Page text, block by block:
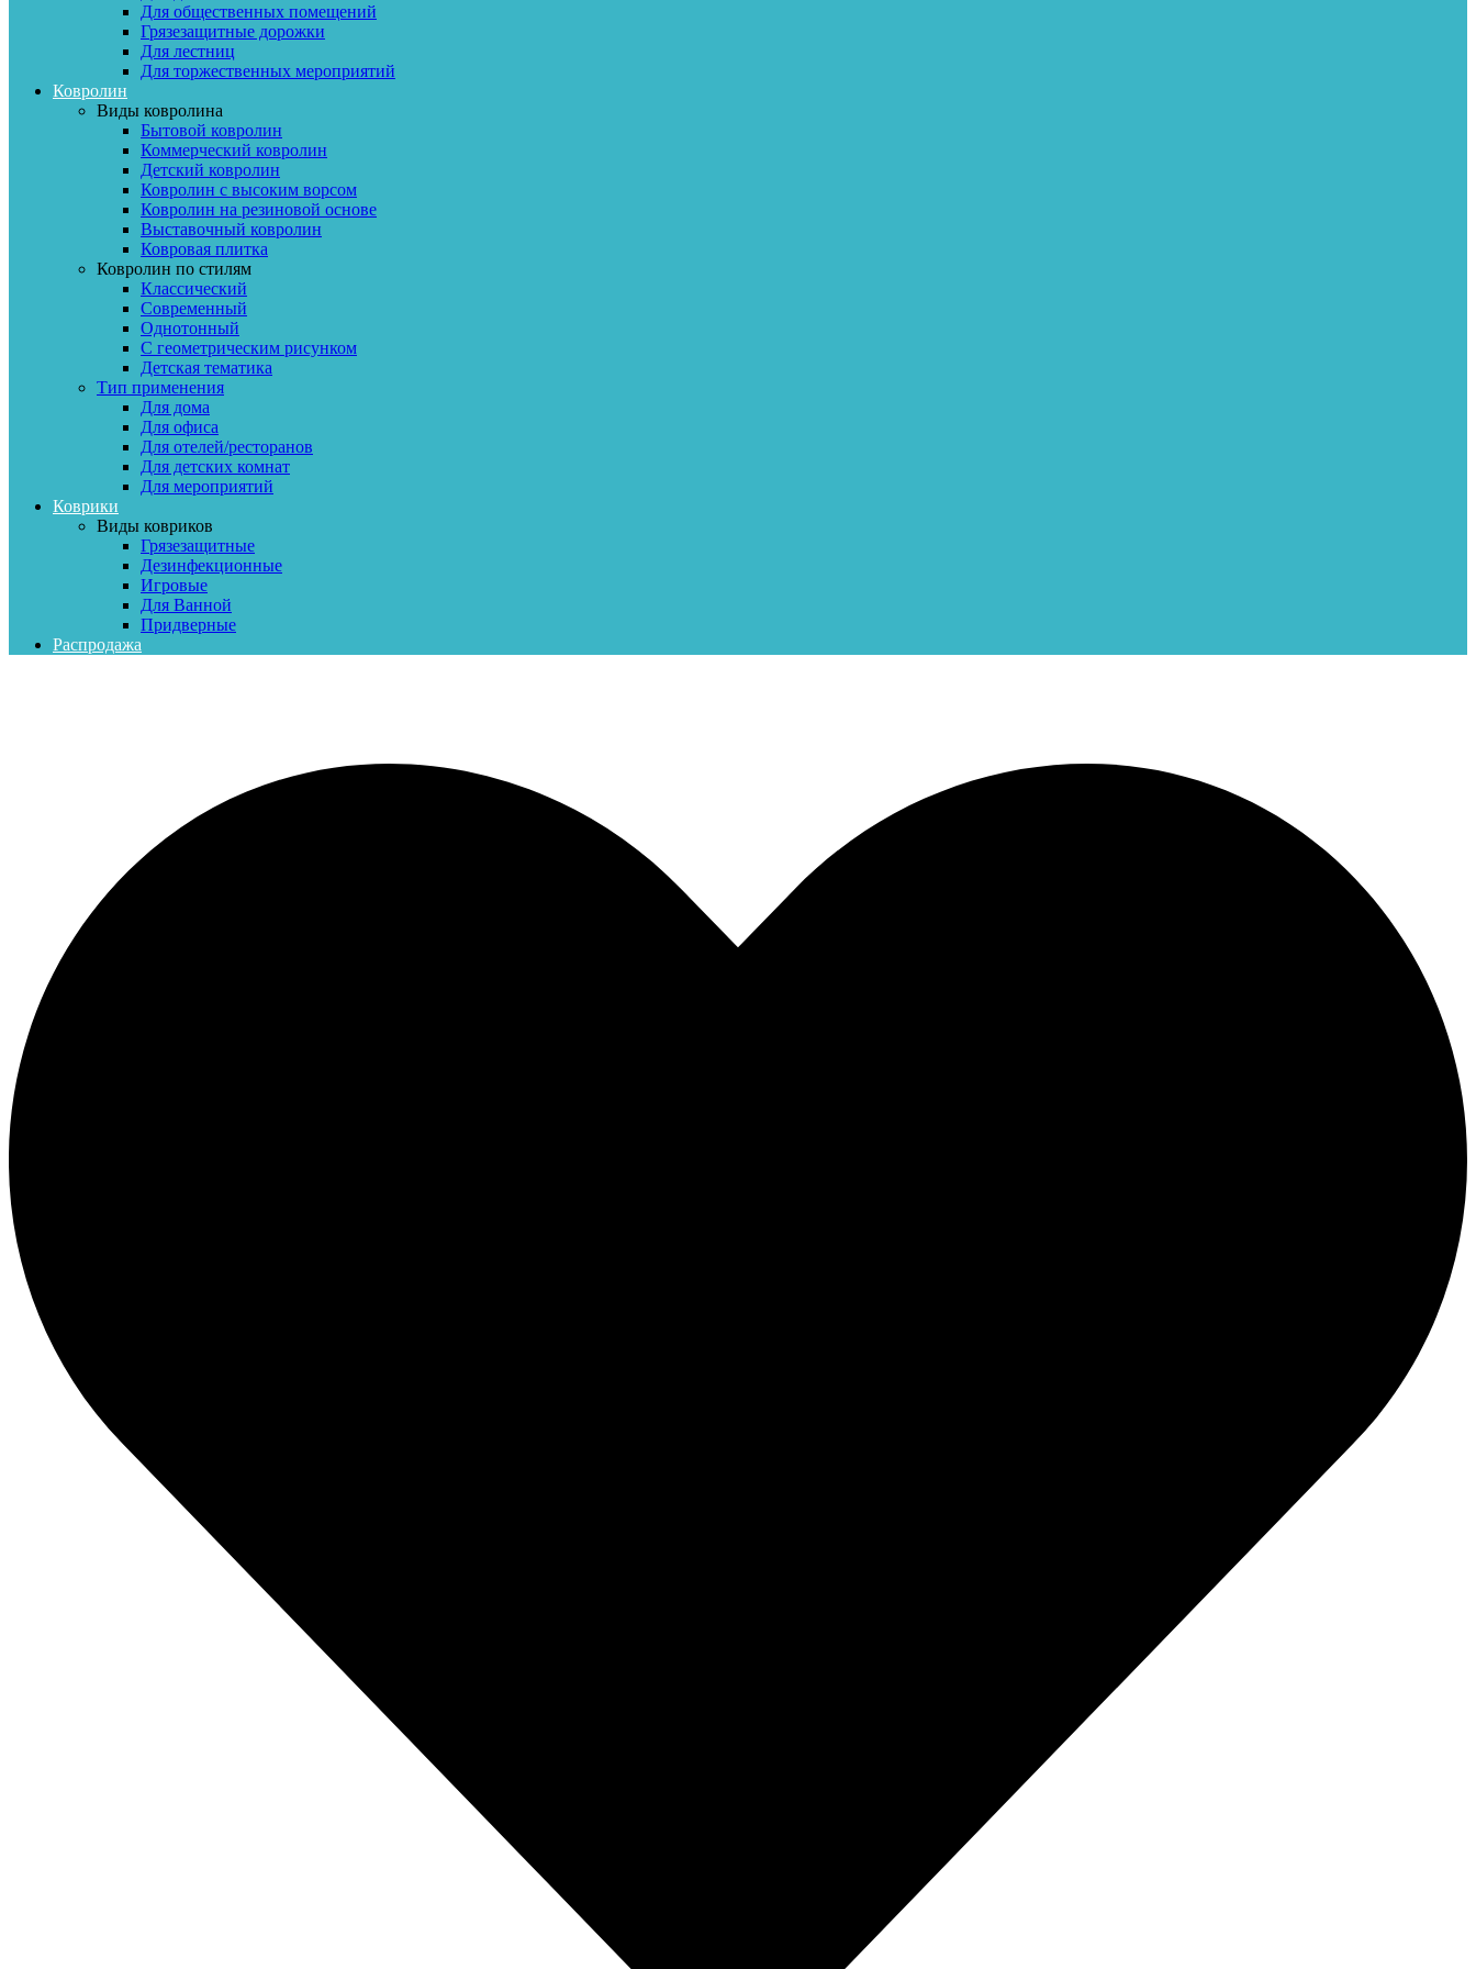
Для общественных помещений
Грязезащитные дорожки
Для лестниц
Для торжественных мероприятий
Ковролин
Виды ковролина
Бытовой ковролин
Коммерческий ковролин
Детский ковролин
Ковролин с высоким ворсом
Ковролин на резиновой основе
Выставочный ковролин
Ковровая плитка
Ковролин по стилям
Классический
Современный
Однотонный
С геометрическим рисунком
Детская тематика
Тип применения
Для дома
Для офиса
Для отелей/ресторанов
Для детских комнат
Для мероприятий
Коврики
Виды ковриков
Грязезащитные
Дезинфекционные
Игровые
Для Ванной
Придверные
Распродажа